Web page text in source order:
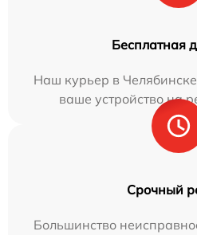
Бесплатная
Наш курьер в
ваше устройство на
Срочный
Большинство